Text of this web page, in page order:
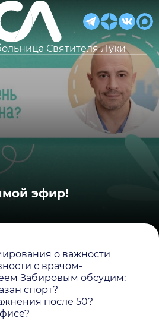
Святителя Луки
эфир!
о важности
с врачом-
Забировым обсудим:
спорт?
после 50?